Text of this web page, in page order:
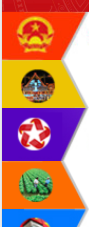
VIDEO
Không có file video nào để phát.
ALBUM ẢNH